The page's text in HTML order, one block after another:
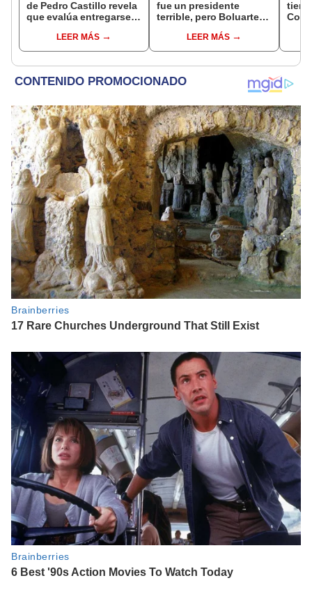
de Pedro Castillo revela
que evalúa entregarse a
por decir"LEER MÁS
fue un presidente
terrible, pero Boluarte
trinidad"LEER MÁS